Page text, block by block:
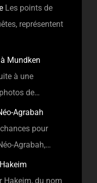
Les points de
représentent
Mundken
à une
de…
Agrabah
pour
Agrabah,…
Hakeim, du nom